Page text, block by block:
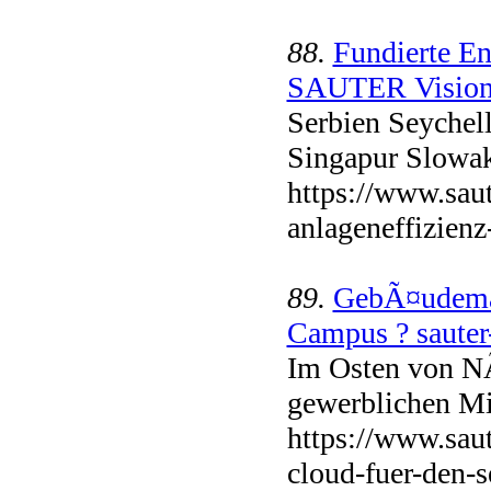
88. Fundierte
SAUTER
Serbien
Singapur
https://
89.
Campus ?
Im Osten von
gewerblichen
https://
cloud-fuer-den-